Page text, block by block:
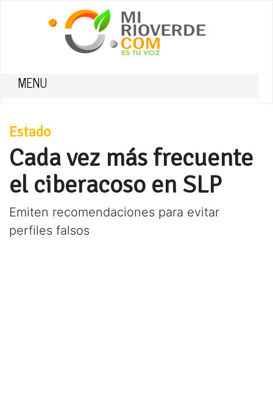
MENU
Estado
Cada vez más frecuente
el ciberacoso en SLP
Emiten recomendaciones para evitar
perfiles falsos